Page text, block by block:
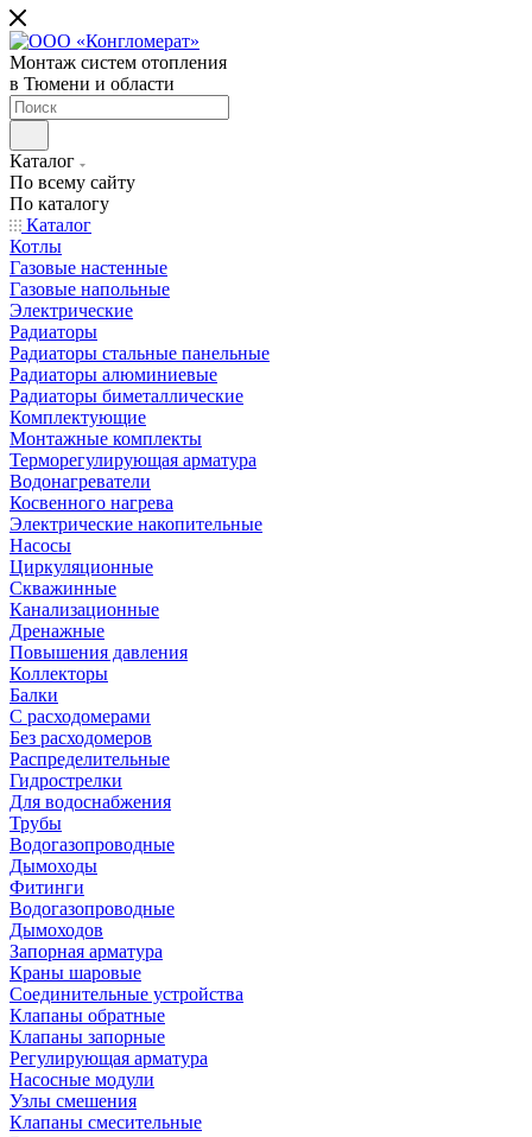
Монтаж систем отопления
в Тюмени и области
Каталог
По всему сайту
По каталогу
Каталог
Котлы
Газовые настенные
Газовые напольные
Электрические
Радиаторы
Радиаторы стальные панельные
Радиаторы алюминиевые
Радиаторы биметаллические
Комплектующие
Монтажные комплекты
Терморегулирующая арматура
Водонагреватели
Косвенного нагрева
Электрические накопительные
Насосы
Циркуляционные
Скважинные
Канализационные
Дренажные
Повышения давления
Коллекторы
Балки
С расходомерами
Без расходомеров
Распределительные
Гидрострелки
Для водоснабжения
Трубы
Водогазопроводные
Дымоходы
Фитинги
Водогазопроводные
Дымоходов
Запорная арматура
Краны шаровые
Соединительные устройства
Клапаны обратные
Клапаны запорные
Регулирующая арматура
Насосные модули
Узлы смешения
Клапаны смесительные